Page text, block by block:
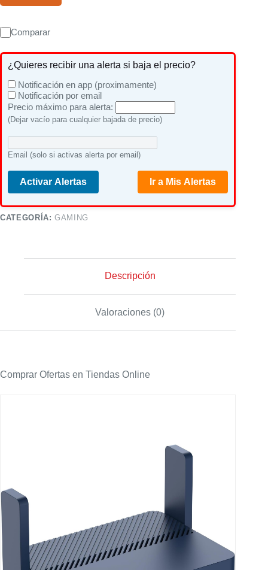
Comparar
¿Quieres recibir una alerta si baja el precio?
Notificación en app (proximamente)
Notificación por email
Precio máximo para alerta:
(Dejar vacío para cualquier bajada de precio)
Email (solo si activas alerta por email)
Activar Alertas Ir a Mis Alertas
CATEGORÍA:GAMING
Descripción
Valoraciones (0)
Comprar Ofertas en Tiendas Online